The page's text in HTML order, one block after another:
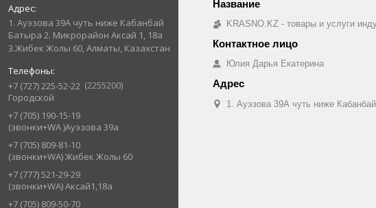
1. Ауэзова 39А чуть ниже Кабанбай
Батыра ㅤㅤㅤㅤㅤㅤㅤㅤㅤㅤㅤㅤㅤㅤ2. ​Микрорайон Аксай 1, 18а
3.Жибек Жолы 60, Алматы, Казахстан
+7 (727) 225-52-22 2255200
Городской
+7 (705) 190-15-19
(звонки+WA )Ауэзова 39а
+7 (705) 809-81-10
(звонки+WA) Жибек Жолы 60
+7 (777) 521-29-29
(звонки+WA) Аксай1,18а
+7 (705) 809-50-70
KRASNO.KZ - товары и услуги
Юлия Дарья Екатерина
1. Ауэзова 39А чуть ниже Кабанбай